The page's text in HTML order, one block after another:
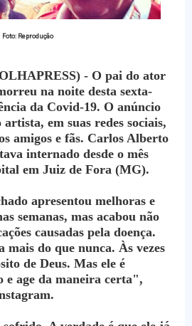
Foto: Reprodução
- O pai do ator
na noite desta sexta-
da Covid-19. O anúncio
em suas redes sociais,
amigos e fãs. Carlos Alberto
internado desde o mês
em Juiz de Fora (MG).
apresentou melhoras e
semanas, mas acabou não
causadas pela doença.
do que nunca. Às vezes
de Deus. Mas ele é
e age da maneira certa",